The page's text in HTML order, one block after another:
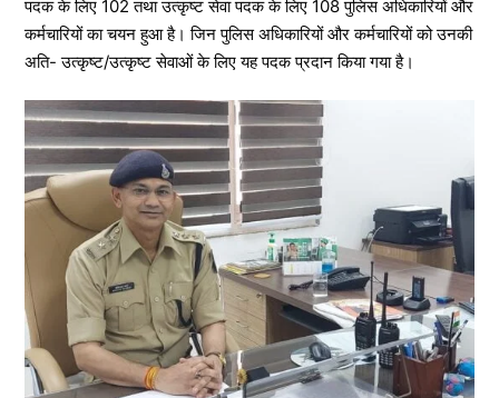
पदक के लिए 102 तथा उत्कृष्ट सेवा पदक के लिए 108 पुलिस अधिकारियों और
कर्मचारियों का चयन हुआ है। जिन पुलिस अधिकारियों और कर्मचारियों को उनकी
अति- उत्कृष्ट/उत्कृष्ट सेवाओं के लिए यह पदक प्रदान किया गया है।